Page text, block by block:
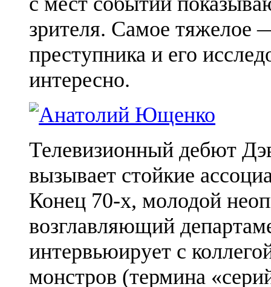
зрителя. Самое тяжелое
преступника и его
интересно.
Телевизионный дебют
вызывает стойкие
Конец 70-х, молодой
возглавляющий
интервьюирует с
монстров (термина